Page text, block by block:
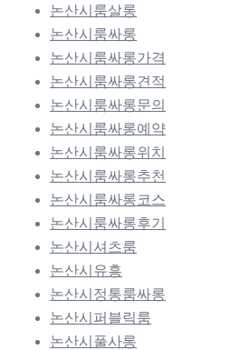
논산시룸살롱
논산시룸싸롱
논산시룸싸롱가격
논산시룸싸롱견적
논산시룸싸롱문의
논산시룸싸롱예약
논산시룸싸롱위치
논산시룸싸롱추천
논산시룸싸롱코스
논산시룸싸롱후기
논산시셔츠룸
논산시유흥
논산시정통룸싸롱
논산시퍼블릭룸
논산시풀사롱